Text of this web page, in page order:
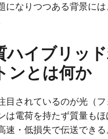
になりつつある背景に
ハイブリッド
ンとは何か
目されているのが光（
は電荷を持たず質量も
速・低損失で伝送でき